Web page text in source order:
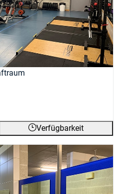
Verfügbarkeit